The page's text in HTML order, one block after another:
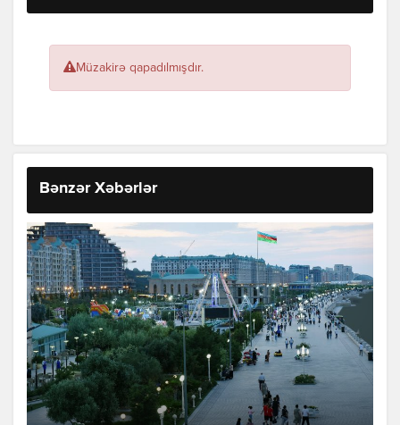
Müzakirə qapadılmışdır.
Bənzər Xəbərlər